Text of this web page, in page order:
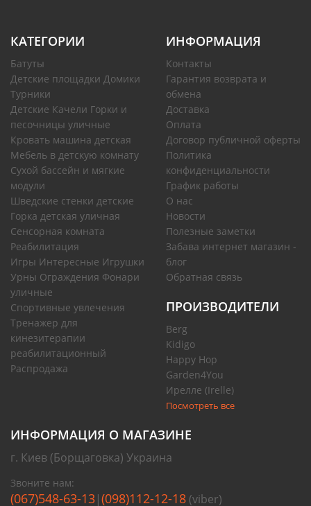
КАТЕГОРИИ
Батуты
Детские площадки Домики
Турники
Детские Качели Горки и
песочницы уличные
Кровать машина детская
Мебель в детскую комнату
Сухой бассейн и мягкие
модули
Шведские стенки детские
Горка детская уличная
Сенсорная комната
Реабилитация
Игры Интересные Игрушки
Урны Ограждения Фонари
уличные
Спортивные увлечения
Тренажер для
кинезитерапии
реабилитационный
Распродажа
ИНФОРМАЦИЯ
Контакты
Гарантия возврата и
обмена
Доставка
Оплата
Договор публичной оферты
Политика
конфиденциальности
График работы
О нас
Новости
Полезные заметки
Забава интернет магазин -
блог
Обратная связь
ПРОИЗВОДИТЕЛИ
Berg
Kidigo
Happy Hop
Garden4You
Ирелле (Irelle)
Посмотреть все
ИНФОРМАЦИЯ О МАГАЗИНЕ
г. Киев (Борщаговка) Украина
Звоните нам:
(067)548-63-13|(098)112-12-18 (viber)